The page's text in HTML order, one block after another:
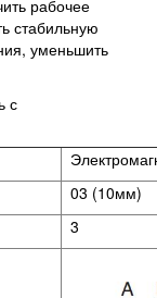
рабочее
стабильную
уменьшить
с
03 (10мм)
3